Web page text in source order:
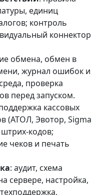
единиц
контроль
коннектор
обмена, обмен в
журнал ошибок и
проверка
перед запуском.
кассовых
(АТОЛ, Эвотор, Sigma
кодов;
чеков и печать
: аудит, схема
сервере, настройка,